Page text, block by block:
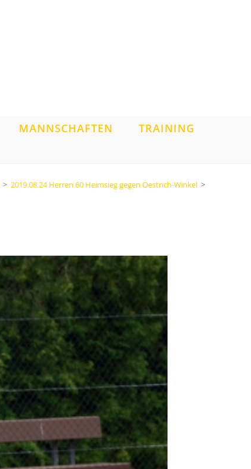
MANNSCHAFTEN
TRAINING
> 2019.08.24 Herren 60 Heimsieg gegen Oestrich-Winkel >